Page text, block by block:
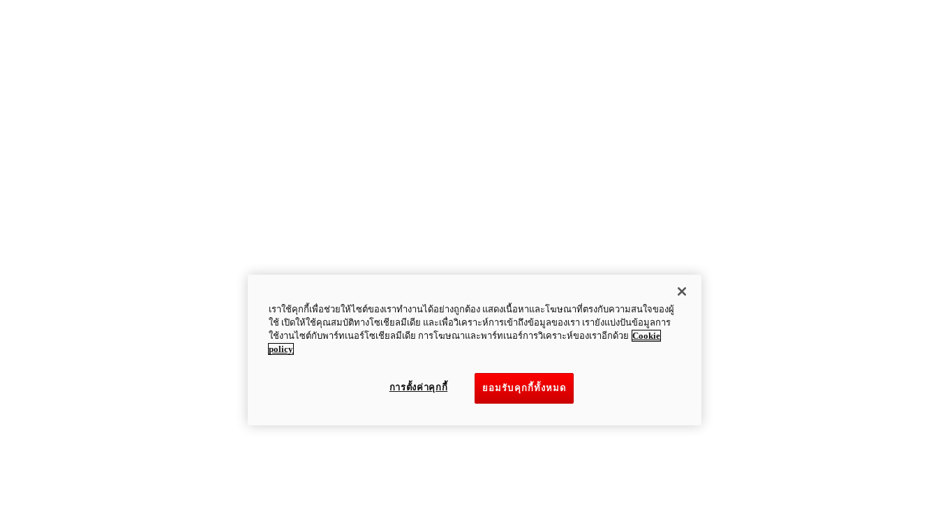
เราใช้คุกกี้เพื่อช่วยให้ไซต์ของเราทำงานได้อย่างถูกต้อง แสดงเนื้อหาและโฆษณาที่ตรงกับความสนใจของผู้
ใช้ เปิดให้ใช้คุณสมบัติทางโซเชียลมีเดีย และเพื่อวิเคราะห์การเข้าถึงข้อมูลของเรา เรายังแบ่งปันข้อมูลการ
ใช้งานไซต์กับพาร์ทเนอร์โซเชียลมีเดีย การโฆษณาและพาร์ทเนอร์การวิเคราะห์ของเราอีกด้วย Cookie
policy
ยอมรับคุกกี้ทั้งหมด
การตั้งค่าคุกกี้